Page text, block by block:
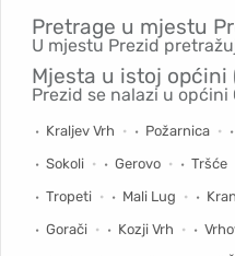
Pretrage u mjestu
U mjestu Prezid
Mjesta u istoj općini
Prezid se nalazi u
Kraljev Vrh Požarnica
Sokoli
Gerovo Tršće
Tropeti
Mali Lug
Gorači
Kozji Vrh